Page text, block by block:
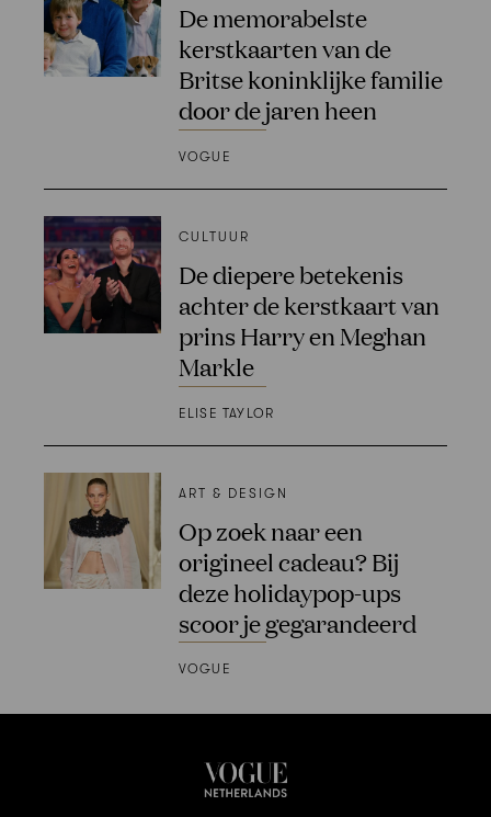
De memorabelste
kerstkaarten van de
Britse koninklijke familie
door de jaren heen
VOGUE
CULTUUR
De diepere betekenis
achter de kerstkaart van
prins Harry en Meghan
Markle
ELISE TAYLOR
ART & DESIGN
Op zoek naar een
origineel cadeau? Bij
deze holidaypop-ups
scoor je gegarandeerd
VOGUE